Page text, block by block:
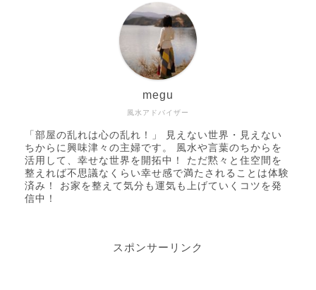
風水アドバイザー
megu
「部屋の乱れは心の乱れ！」 見えない世界・見えない
ちからに興味津々の主婦です。 風水や言葉のちからを
活用して、幸せな世界を開拓中！ ただ黙々と住空間を
整えれば不思議なくらい幸せ感で満たされることは体験
済み！ お家を整えて気分も運気も上げていくコツを発
信中！
スポンサーリンク